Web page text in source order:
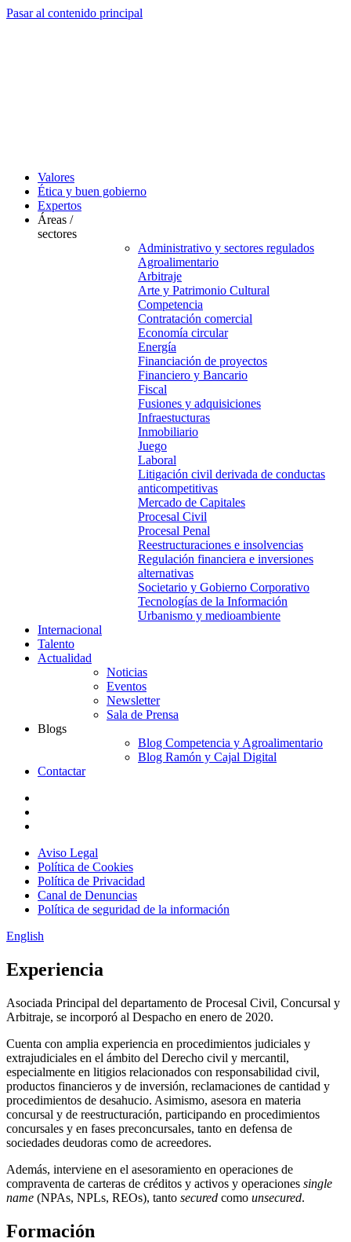
Pasar al contenido principal
Valores
Ética y buen gobierno
Expertos
Áreas /
sectores
Administrativo y sectores regulados
Agroalimentario
Arbitraje
Arte y Patrimonio Cultural
Competencia
Contratación comercial
Economía circular
Energía
Financiación de proyectos
Financiero y Bancario
Fiscal
Fusiones y adquisiciones
Infraestucturas
Inmobiliario
Juego
Laboral
Litigación civil derivada de conductas
anticompetitivas
Mercado de Capitales
Procesal Civil
Procesal Penal
Reestructuraciones e insolvencias
Regulación financiera e inversiones
alternativas
Societario y Gobierno Corporativo
Tecnologías de la Información
Urbanismo y medioambiente
Internacional
Talento
Actualidad
Noticias
Eventos
Newsletter
Sala de Prensa
Blogs
Blog Competencia y Agroalimentario
Blog Ramón y Cajal Digital
Contactar
Aviso Legal
Política de Cookies
Política de Privacidad
Canal de Denuncias
Política de seguridad de la información
English
Experiencia
Asociada Principal del departamento de Procesal Civil, Concursal y
Arbitraje, se incorporó al Despacho en enero de 2020.
Cuenta con amplia experiencia en procedimientos judiciales y
extrajudiciales en el ámbito del Derecho civil y mercantil,
especialmente en litigios relacionados con responsabilidad civil,
productos financieros y de inversión, reclamaciones de cantidad y
procedimientos de desahucio. Asimismo, asesora en materia
concursal y de reestructuración, participando en procedimientos
concursales y en fases preconcursales, tanto en defensa de
sociedades deudoras como de acreedores.
Además, interviene en el asesoramiento en operaciones de
compraventa de carteras de créditos y activos y operaciones single
name (NPAs, NPLs, REOs), tanto secured como unsecured.
Formación